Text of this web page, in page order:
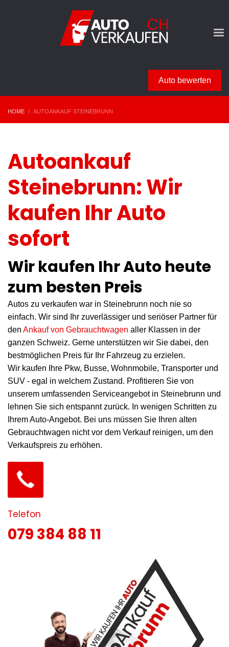
Auto bewerten
HOME AUTOANKAUF STEINEBRUNN
Autoankauf
Steinebrunn: Wir
kaufen Ihr Auto
sofort
Wir kaufen Ihr Auto heute
zum besten Preis
Autos zu verkaufen war in Steinebrunn noch nie so
einfach. Wir sind Ihr zuverlässiger und seriöser Partner für
den Ankauf von Gebrauchtwagen aller Klassen in der
ganzen Schweiz. Gerne unterstützen wir Sie dabei, den
bestmöglichen Preis für Ihr Fahrzeug zu erzielen.
Wir kaufen Ihre Pkw, Busse, Wohnmobile, Transporter und
SUV - egal in welchem Zustand. Profitieren Sie von
unserem umfassenden Serviceangebot in Steinebrunn und
lehnen Sie sich entspannt zurück. In wenigen Schritten zu
Ihrem Auto-Angebot. Bei uns müssen Sie Ihren alten
Gebrauchtwagen nicht vor dem Verkauf reinigen, um den
Verkaufspreis zu erhöhen.
Telefon
079 384 88 11